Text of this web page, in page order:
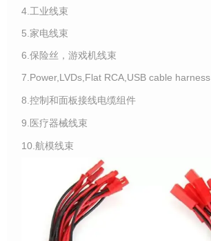
4.工业线束
5.家电线束
6.保险丝，游戏机线束
7.Power,LVDs,Flat RCA,USB cable harness
8.控制和面板接线电缆组件
9.医疗器械线束
10.航模线束